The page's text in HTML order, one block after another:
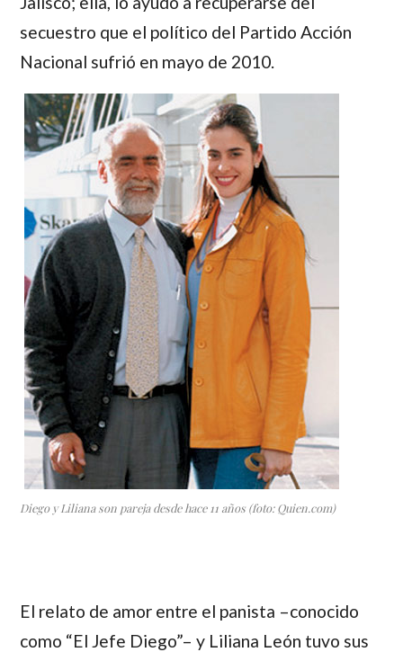
secuestro que el político del Partido Acción
Nacional sufrió en mayo de 2010.
Diego y Liliana son pareja desde hace 11 años (foto: Quien.com)
El relato de amor entre el panista –conocido
como “El Jefe Diego”– y Liliana León tuvo sus